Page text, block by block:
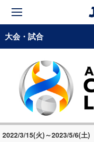
大会・試合
2022/3/15(火)～2023/5/6(土)